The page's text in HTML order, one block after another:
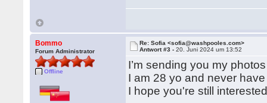
Bommo
Forum Administrator
Offline
Re: Sofia <sofia@washpooles.com>
Antwort #3 -20. Juni 2024 um 13:52
I’m sending you my
I am 28 yo and never
I hope you're still